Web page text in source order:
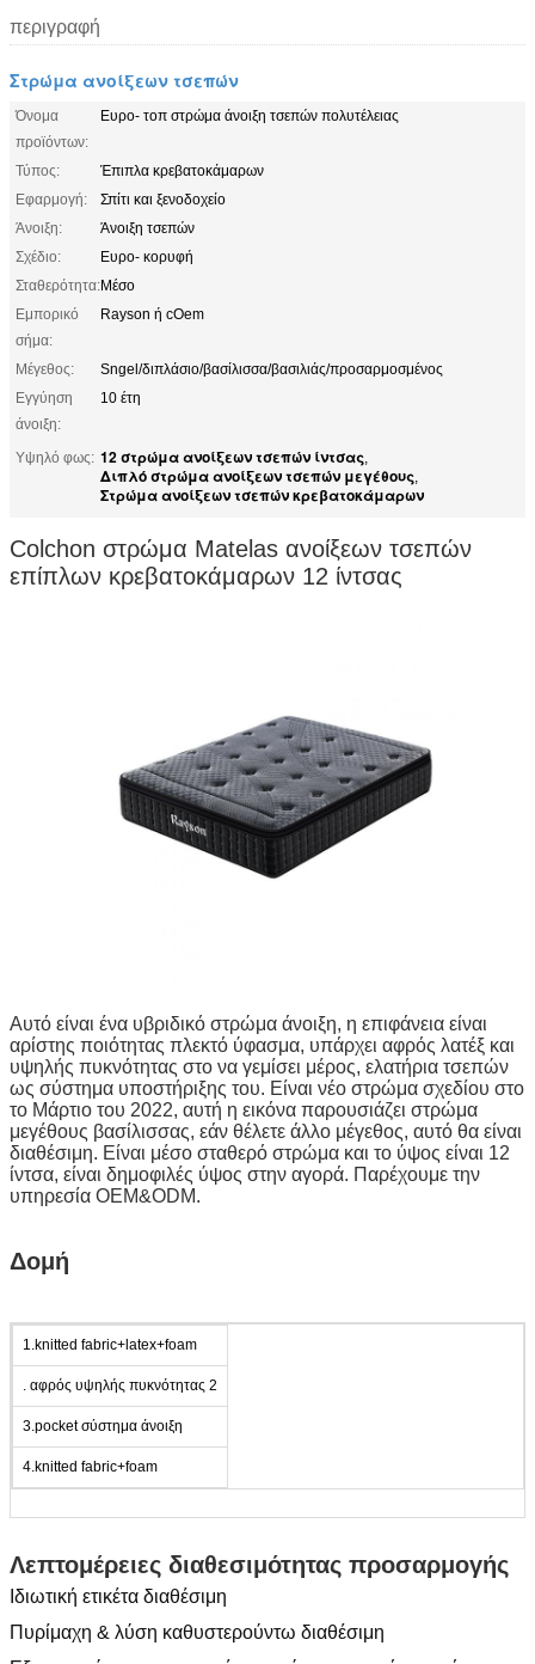
περιγραφή
Στρώμα ανοίξεων τσεπών
Όνομα
προϊόντων:
Ευρο- τοπ στρώμα άνοιξη τσεπών πολυτέλειας
Τύπος:
Έπιπλα κρεβατοκάμαρων
Εφαρμογή:
Σπίτι και ξενοδοχείο
Άνοιξη:
Άνοιξη τσεπών
Σχέδιο:
Ευρο- κορυφή
Σταθερότητα:Μέσο
Εμπορικό
σήμα:
Rayson ή cOem
Μέγεθος:
Sngel/διπλάσιο/βασίλισσα/βασιλιάς/προσαρμοσμένος
Εγγύηση
άνοιξη:
10 έτη
Υψηλό φως: 12 στρώμα ανοίξεων τσεπών ίντσας,
Διπλό στρώμα ανοίξεων τσεπών μεγέθους,
Στρώμα ανοίξεων τσεπών κρεβατοκάμαρων
Colchon στρώμα Matelas ανοίξεων τσεπών
επίπλων κρεβατοκάμαρων 12 ίντσας
Αυτό είναι ένα υβριδικό στρώμα άνοιξη, η επιφάνεια είναι
αρίστης ποιότητας πλεκτό ύφασμα, υπάρχει αφρός λατέξ και
υψηλής πυκνότητας στο να γεμίσει μέρος, ελατήρια τσεπών
ως σύστημα υποστήριξης του. Είναι νέο στρώμα σχεδίου στο
το Μάρτιο του 2022, αυτή η εικόνα παρουσιάζει στρώμα
μεγέθους βασίλισσας, εάν θέλετε άλλο μέγεθος, αυτό θα είναι
διαθέσιμη. Είναι μέσο σταθερό στρώμα και το ύψος είναι 12
ίντσα, είναι δημοφιλές ύψος στην αγορά. Παρέχουμε την
υπηρεσία OEM&ODM.
Δομή
1.knitted fabric+latex+foam
. αφρός υψηλής πυκνότητας 2
3.pocket σύστημα άνοιξη
4.knitted fabric+foam
Λεπτομέρειες διαθεσιμότητας προσαρμογής
Ιδιωτική ετικέτα διαθέσιμη
Πυρίμαχη & λύση καθυστερούντω διαθέσιμη